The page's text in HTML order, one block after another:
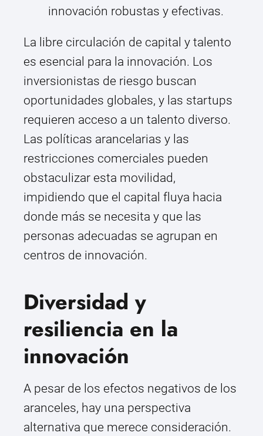
innovación robustas y efectivas.
La libre circulación de capital y talento
es esencial para la innovación. Los
inversionistas de riesgo buscan
oportunidades globales, y las startups
requieren acceso a un talento diverso.
Las políticas arancelarias y las
restricciones comerciales pueden
obstaculizar esta movilidad,
impidiendo que el capital fluya hacia
donde más se necesita y que las
personas adecuadas se agrupan en
centros de innovación.
Diversidad y
resiliencia en la
innovación
A pesar de los efectos negativos de los
aranceles, hay una perspectiva
alternativa que merece consideración.